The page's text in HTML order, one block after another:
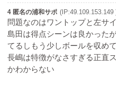
4 匿名の浦和サポ (IP:49.109.153.149
問題なのはワントップと左サ
島田は得点シーンは良かった
てるしもう少しボールを収め
長嶋は特徴がなさすぎる正直
かわからない